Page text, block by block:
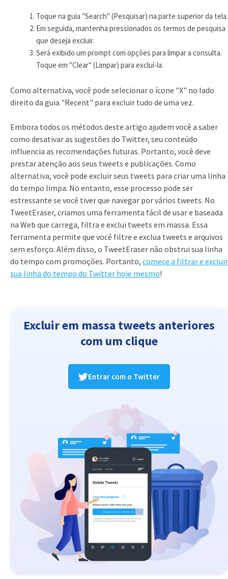
Toque na guia "Search" (Pesquisar) na parte superior da tela.
Em seguida, mantenha pressionados os termos de pesquisa
que deseja excluir.
Será exibido um prompt com opções para limpar a consulta.
Toque em "Clear" (Limpar) para excluí-la.
Como alternativa, você pode selecionar o ícone "X" no lado
direito da guia "Recent" para excluir tudo de uma vez.
Embora todos os métodos deste artigo ajudem você a saber
como desativar as sugestões do Twitter, seu conteúdo
influencia as recomendações futuras. Portanto, você deve
prestar atenção aos seus tweets e publicações. Como
alternativa, você pode excluir seus tweets para criar uma linha
do tempo limpa. No entanto, esse processo pode ser
estressante se você tiver que navegar por vários tweets. No
TweetEraser, criamos uma ferramenta fácil de usar e baseada
na Web que carrega, filtra e exclui tweets em massa. Essa
ferramenta permite que você filtre e exclua tweets e arquivos
sem esforço. Além disso, o TweetEraser não obstrui sua linha
do tempo com promoções. Portanto, comece a filtrar e excluir
sua linha do tempo do Twitter hoje mesmo!
Excluir em massa tweets anteriores
com um clique
Entrar com o Twitter